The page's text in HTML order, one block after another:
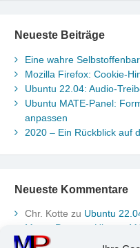
Neueste Beiträge
Eine wahre
Mozilla Firefox: Cookie-
Ubuntu 22.04: Audio-
Ubuntu MATE-Panel:
anpassen
2020 – Ein Rückblick auf
Neueste Kommentare
Chr. Kotte zu Ubuntu
Marco Peter
Ubuntu
Uhrzeit anpassen